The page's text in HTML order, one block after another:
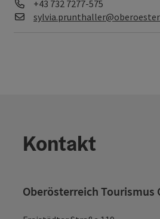
Telefon
+43 732 7277-575
E-Mail
Kontakt
Oberösterreich Tourismus